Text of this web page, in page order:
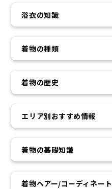
浴衣の知識
着物の種類
着物の歴史
エリア別おすすめ情報
着物の基礎知識
着物ヘアー/コーディネート